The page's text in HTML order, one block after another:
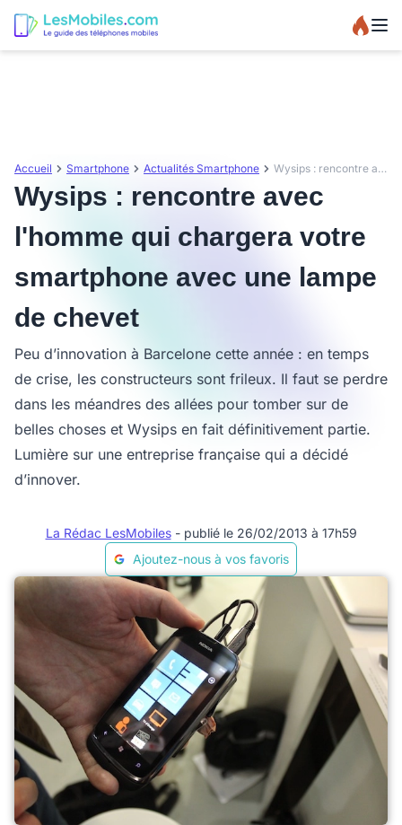
Accueil Smartphone Actualités Smartphone Wysips : rencontre avec l'homme qui chargera votre smartphone avec une lampe de chevet
Wysips : rencontre avec
l'homme qui chargera votre
smartphone avec une lampe
de chevet
Peu d’innovation à Barcelone cette année : en temps
de crise, les constructeurs sont frileux. Il faut se perdre
dans les méandres des allées pour tomber sur de
belles choses et Wysips en fait définitivement partie.
Lumière sur une entreprise française qui a décidé
d’innover.
La Rédac LesMobiles - publié le 26/02/2013 à 17h59
Ajoutez-nous à vos favoris